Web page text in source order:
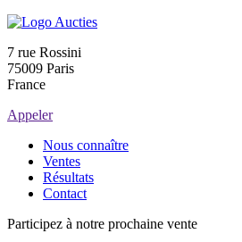
7 rue Rossini
75009 Paris
France
Appeler
Nous connaître
Ventes
Résultats
Contact
Participez à notre prochaine vente